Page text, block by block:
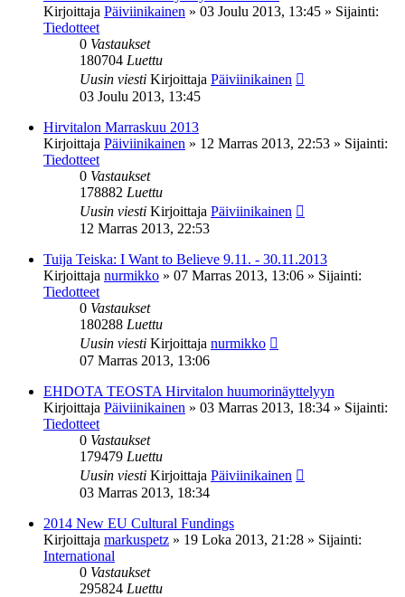
Kirjoittaja Päiviinikainen » 03 Joulu 2013, 13:45 » Sijainti:
Tiedotteet
0 Vastaukset
180704 Luettu
Uusin viesti Kirjoittaja Päiviinikainen
03 Joulu 2013, 13:45
Hirvitalon Marraskuu 2013
Kirjoittaja Päiviinikainen » 12 Marras 2013, 22:53 » Sijainti:
Tiedotteet
0 Vastaukset
178882 Luettu
Uusin viesti Kirjoittaja Päiviinikainen
12 Marras 2013, 22:53
Tuija Teiska: I Want to Believe 9.11. - 30.11.2013
Kirjoittaja nurmikko » 07 Marras 2013, 13:06 » Sijainti:
Tiedotteet
0 Vastaukset
180288 Luettu
Uusin viesti Kirjoittaja nurmikko
07 Marras 2013, 13:06
EHDOTA TEOSTA Hirvitalon huumorinäyttelyyn
Kirjoittaja Päiviinikainen » 03 Marras 2013, 18:34 » Sijainti:
Tiedotteet
0 Vastaukset
179479 Luettu
Uusin viesti Kirjoittaja Päiviinikainen
03 Marras 2013, 18:34
2014 New EU Cultural Fundings
Kirjoittaja markuspetz » 19 Loka 2013, 21:28 » Sijainti:
International
0 Vastaukset
295824 Luettu